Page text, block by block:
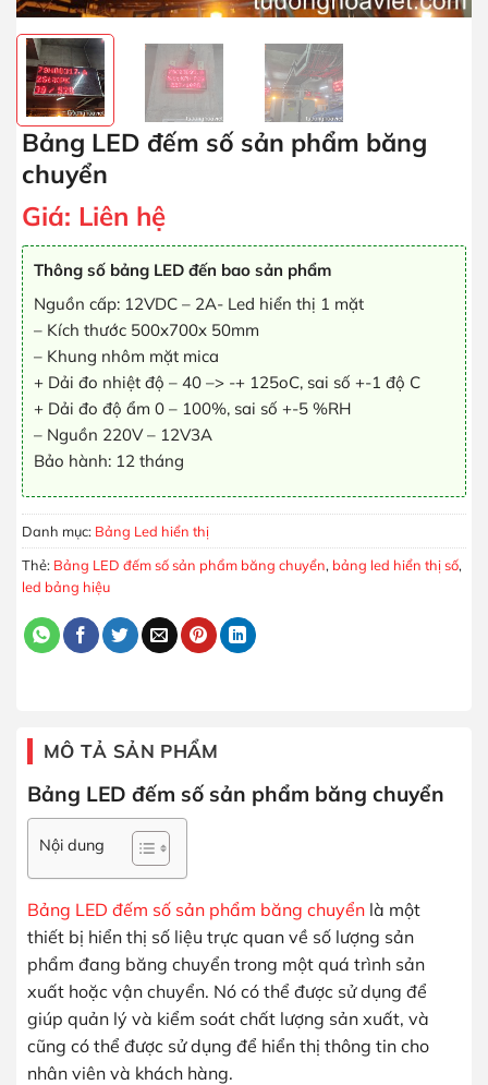
Bảng LED đếm số sản phẩm băng
chuyển
Giá: Liên hệ
Thông số bảng LED đến bao sản phẩm
Nguồn cấp: 12VDC – 2A- Led hiển thị 1 mặt
– Kích thước 500x700x 50mm
– Khung nhôm mặt mica
+ Dải đo nhiệt độ – 40 –> -+ 125oC, sai số +-1 độ C
+ Dải đo độ ẩm 0 – 100%, sai số +-5 %RH
– Nguồn 220V – 12V3A
Bảo hành: 12 tháng
Danh mục: Bảng Led hiển thị
Thẻ: Bảng LED đếm số sản phẩm băng chuyển, bảng led hiển thị số,
led bảng hiệu
MÔ TẢ SẢN PHẨM
Bảng LED đếm số sản phẩm băng chuyển
Nội dung
Bảng LED đếm số sản phẩm băng chuyển là một
thiết bị hiển thị số liệu trực quan về số lượng sản
phẩm đang băng chuyển trong một quá trình sản
xuất hoặc vận chuyển. Nó có thể được sử dụng để
giúp quản lý và kiểm soát chất lượng sản xuất, và
cũng có thể được sử dụng để hiển thị thông tin cho
nhân viên và khách hàng.